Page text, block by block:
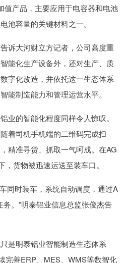
值产品，主要应用于电容器和电池
池容量的关键材料之一。
大河财立方记者，公司高度重
能化生产设备外，还对生产、质
字化改造，并依托这一生态体系
能制造能力和管理运营水平。
的智能化程度同样令人惊叹。
着司机手机端的二维码完成扫
精准寻货、抓取一气呵成。在AG
货物被迅速运送至装车口。
时装车，系统自动调度，通过A
。”明泰铝业信息总监张俊杰告
明泰铝业智能制造生态体系
完善ERP、MES、WMS等数智化